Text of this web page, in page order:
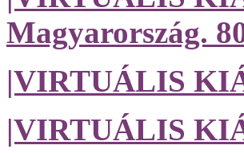
Magyarország.
|VIRTUÁLIS
|VIRTUÁLIS